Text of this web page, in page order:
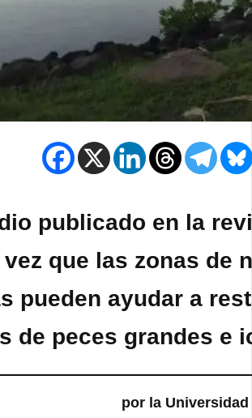
publicado en la
que las zonas de
pueden ayudar a
de peces grandes e
por la Universidad